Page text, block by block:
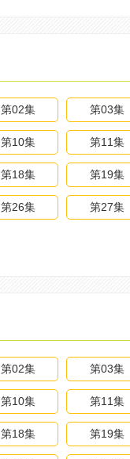
第02集 第03集
第10集 第11集
第18集 第19集
第26集 第27集
第02集 第03集
第10集 第11集
第18集 第19集